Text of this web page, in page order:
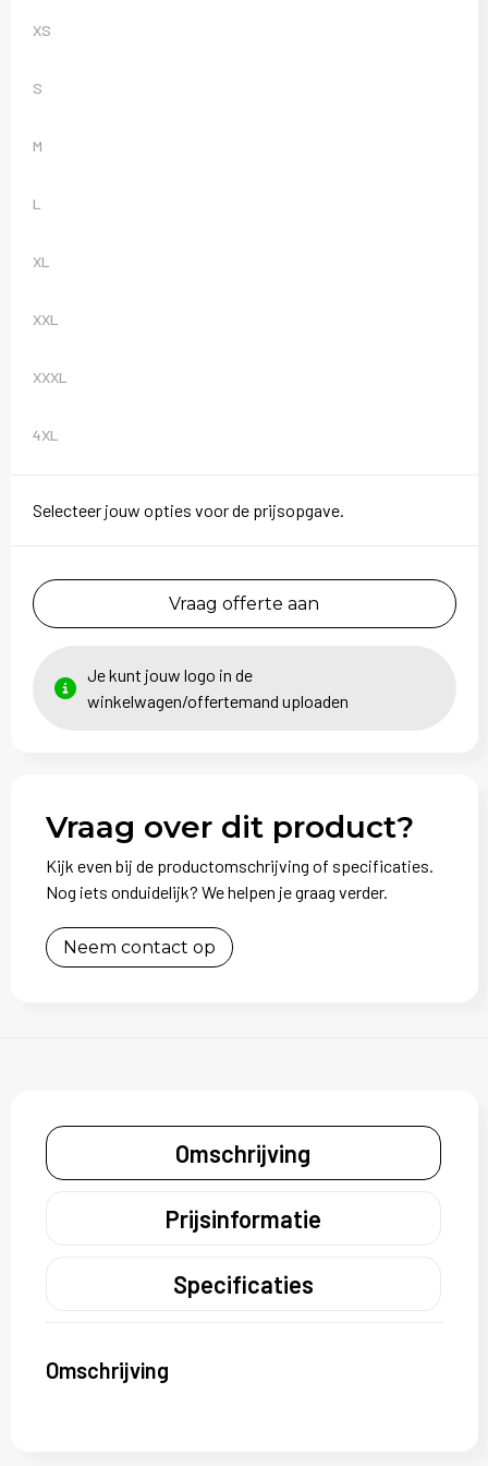
XS
S
M
L
XL
XXL
XXXL
4XL
Selecteer jouw opties voor de prijsopgave.
Vraag offerte aan
Je kunt jouw logo in de
winkelwagen/offertemand uploaden
Vraag over dit product?
Kijk even bij de productomschrijving of specificaties.
Nog iets onduidelijk? We helpen je graag verder.
Neem contact op
Omschrijving
Prijsinformatie
Specificaties
Omschrijving